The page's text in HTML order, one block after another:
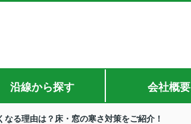
沿線から探す 会社概要
なる理由は？床・窓の寒さ対策をご紹介！